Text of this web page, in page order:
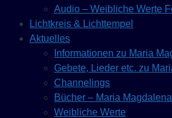
Audio – Weibliche Werte
Lichtkreis & Lichttempel
Aktuelles
Informationen zu Maria
Gebete, Lieder etc. zu
Channelings
Bücher – Maria
Weibliche Werte